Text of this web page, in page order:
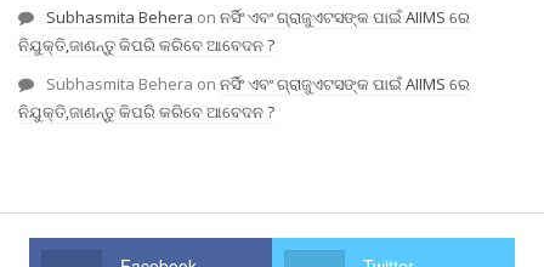
Subhasmita Behera on ନର୍ସିଂ ଏବଂ ଗ୍ରାଜୁଏଟସଙ୍କ ପାଇଁ AIIMS ରେ
ନିଯୁକ୍ତି,ଜାଣନ୍ତୁ କିପରି କରିବେ ଆବେଦନ ?
Subhasmita Behera on ନର୍ସିଂ ଏବଂ ଗ୍ରାଜୁଏଟସଙ୍କ ପାଇଁ AIIMS ରେ
ନିଯୁକ୍ତି,ଜାଣନ୍ତୁ କିପରି କରିବେ ଆବେଦନ ?